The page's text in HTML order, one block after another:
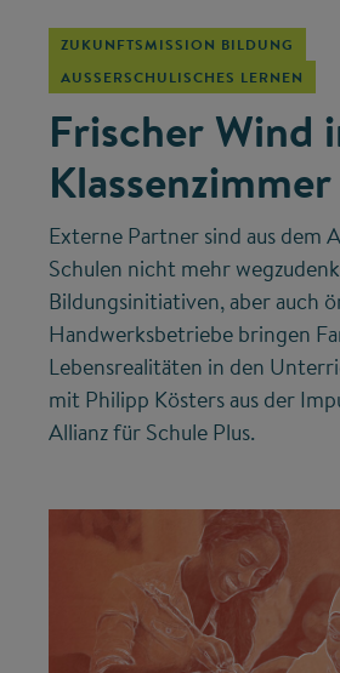
ZUKUNFTSMISSION BILDUNG
AUSSERSCHULISCHES LERNEN
Frischer Wind
Klassenzimmer
Externe Partner sind aus dem
Schulen nicht mehr
Bildungsinitiativen, aber auch
Handwerksbetriebe bringen
Lebensrealitäten in den
mit Philipp Kösters aus der
Allianz für Schule Plus.